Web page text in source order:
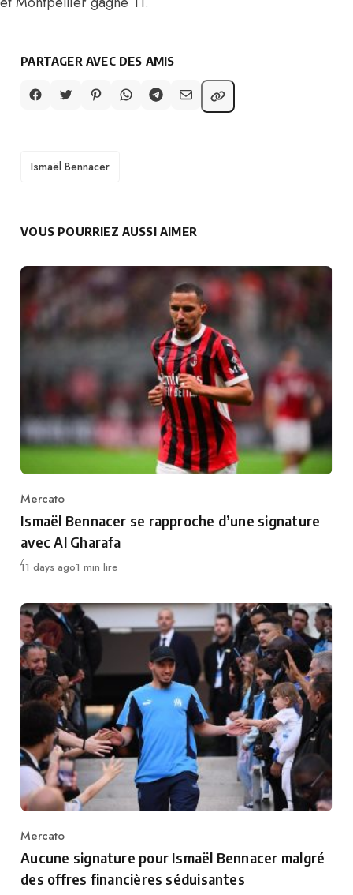
PARTAGER AVEC DES AMIS
TAGS
Ismaël Bennacer
VOUS POURRIEZ AUSSI AIMER
Category
Mercato
Ismaël Bennacer se rapproche d’une signature
avec Al Gharafa
Publié
11 days ago1 min lire
Category
Mercato
Aucune signature pour Ismaël Bennacer malgré
des offres financières séduisantes